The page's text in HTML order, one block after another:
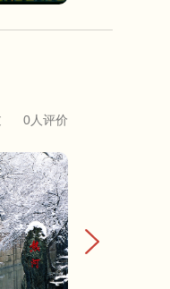
0人评价